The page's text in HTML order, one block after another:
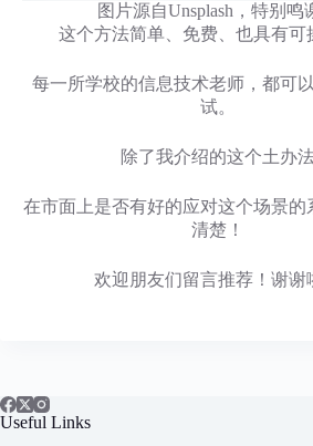
图片源自Unsplash，特别鸣
这个方法简单、免费、也具有可
每一所学校的信息技术老师，都可
试。
除了我介绍的这个土办
在市面上是否有好的应对这个场景的
清楚！
欢迎朋友们留言推荐！​谢谢
Useful Links